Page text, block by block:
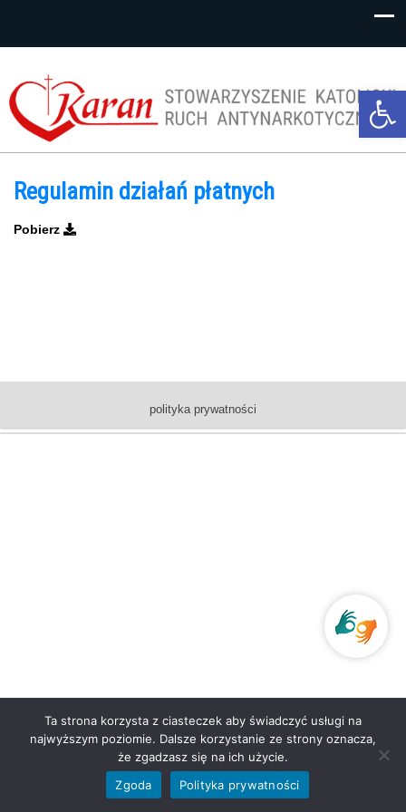
Regulamin działań płatnych
Pobierz
polityka prywatności
Ta strona korzysta z ciasteczek aby świadczyć usługi na
najwyższym poziomie. Dalsze korzystanie ze strony oznacza,
że zgadzasz się na ich użycie.
Zgoda
Polityka prywatności